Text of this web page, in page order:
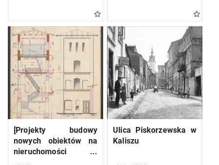
[Projekty budowy
nowych obiektów na
nieruchomości
Ulica Piskorzewska w
Kaliszu